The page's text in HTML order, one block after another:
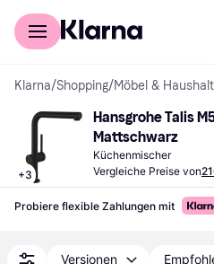
Für Shopper
Klarna/Shopping/Möbel & Haushalt
+3
Hansgrohe Talis
Mattschwarz
Küchenmischer
Vergleiche Preise von
Probiere flexible Zahlungen mit
Versionen